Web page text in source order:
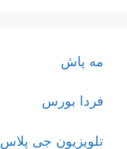
مه پاش
فردا بورس
تلویزیون جی پلاس